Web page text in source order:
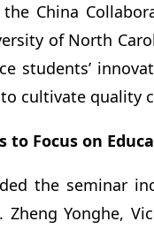
China
of North
students’
cultivate quality
to Focus on
the seminar
Zheng Yonghe,